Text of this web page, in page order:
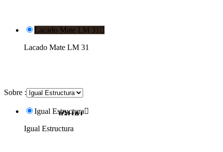
Lacado Mate LM 31 
Lacado Mate LM 31
Sobre :
Igual Estructura
Igual Estructura